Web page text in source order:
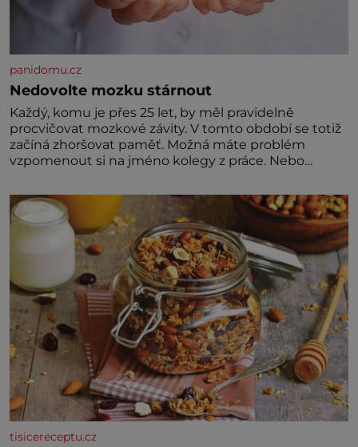
panidomu.cz
Nedovolte mozku stárnout
Každý, komu je přes 25 let, by měl pravidelně
procvičovat mozkové závity. V tomto období se totiž
začíná zhoršovat paměť. Možná máte problém
vzpomenout si na jméno kolegy z práce. Nebo
nedávno přečetli. Je to opravdu tak, s věkem jako
kdyby se paměť rozhodla stávkovat. Cvičte
tisicereceptu.cz